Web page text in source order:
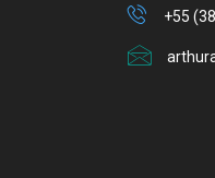
+55